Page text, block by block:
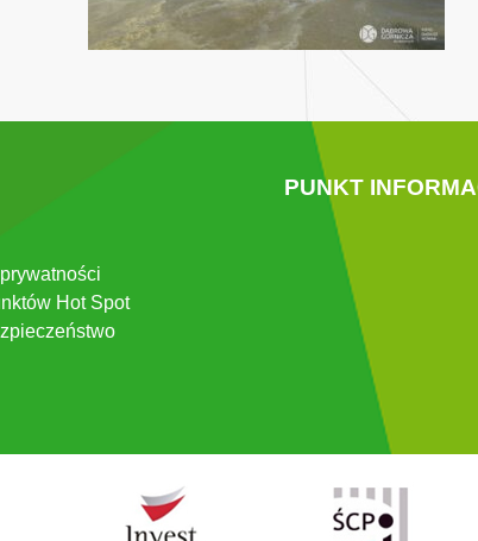
Hot Spot
PUNKT